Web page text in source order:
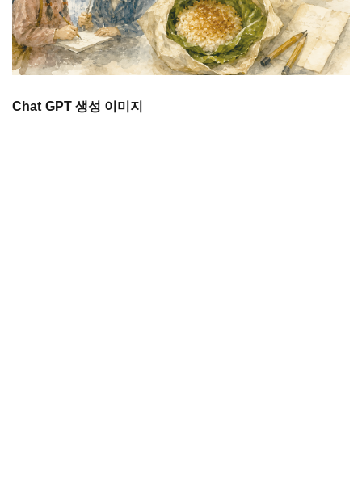
Chat GPT 생성 이미지